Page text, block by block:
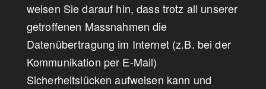
weisen Sie darauf hin, dass trotz all unserer
getroffenen Massnahmen die
Datenübertragung im Internet (z.B. bei der
Kommunikation per E-Mail)
Sicherheitslücken aufweisen kann und